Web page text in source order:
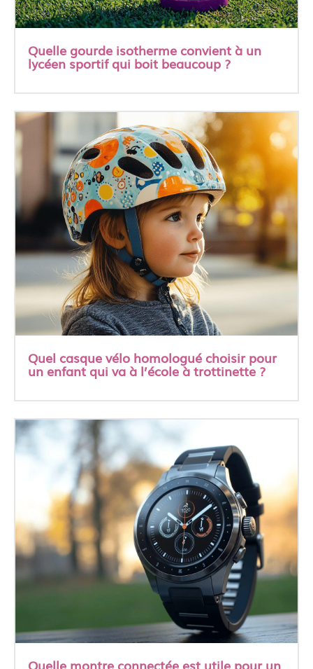
Quelle gourde isotherme convient à un
lycéen sportif qui boit beaucoup ?
Quel casque vélo homologué choisir pour
un enfant qui va à l’école à trottinette ?
Quelle montre connectée est utile pour un